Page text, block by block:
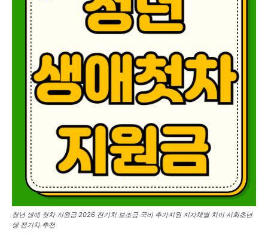
청년 생애 첫차 지원금 2026 전기차 보조금 국비 추가지원 지자체별 차이 사회초년
생 전기차 추천